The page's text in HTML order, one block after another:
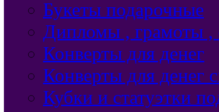
Букеты подарочные
Дипломы , грамоты ,
Конверты для денег
Конверты для денег
Кубки и статуэтки